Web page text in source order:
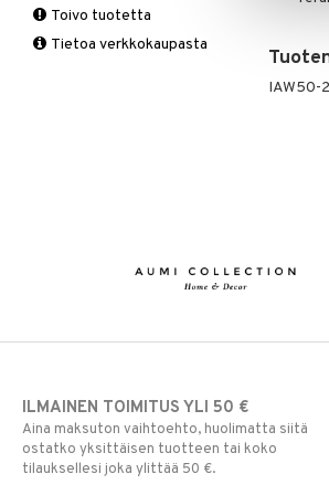
IAW50-
Seinäkoristeet
Vaasit
Piensäilytys & Korit
Lakanasetit
Lakanat & Tyynyliinat
Matot
Viltit & Peitteet
Puutarhavälineet
Ruukut
Pöytälamput
Valaistustarvikkeet
Toivo tuotetta
Tietoa verkkokaupasta
ILMAINEN TOIMITUS YLI 50 €
Aina maksuton vaihtoehto, huolimatta siitä
ostatko yksittäisen tuotteen tai koko
tilauksellesi joka ylittää 50 €.